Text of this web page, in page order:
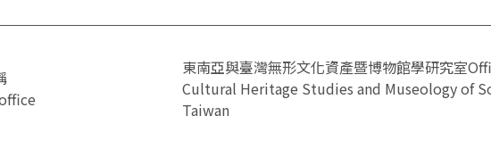
東南亞與臺灣無形文化資產暨博物館學研究室
Cultural Heritage Studies and Museology of
Taiwan